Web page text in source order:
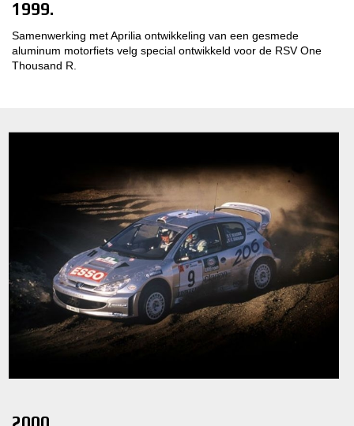
1999.
Samenwerking met Aprilia ontwikkeling van een gesmede
aluminum motorfiets velg special ontwikkeld voor de RSV One
Thousand R.